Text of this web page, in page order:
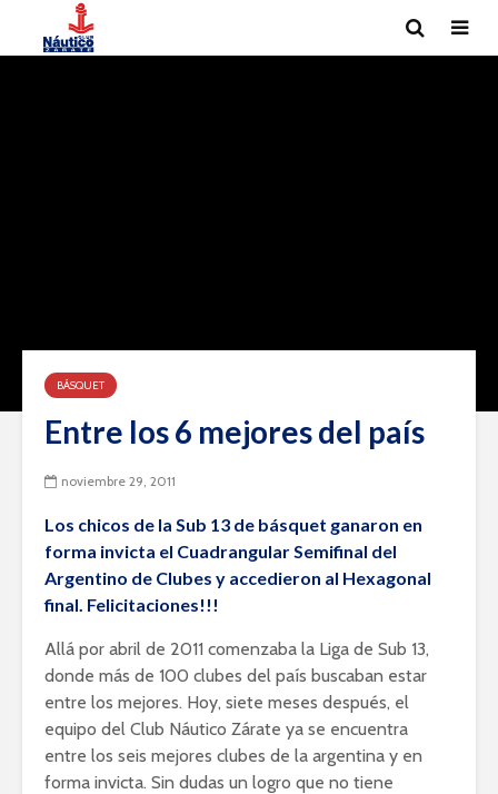
BÁSQUET
Entre los 6 mejores del país
noviembre 29, 2011
Los chicos de la Sub 13 de básquet ganaron en
forma invicta el Cuadrangular Semifinal del
Argentino de Clubes y accedieron al Hexagonal
final. Felicitaciones!!!
Allá por abril de 2011 comenzaba la Liga de Sub 13,
donde más de 100 clubes del país buscaban estar
entre los mejores. Hoy, siete meses después, el
equipo del Club Náutico Zárate ya se encuentra
entre los seis mejores clubes de la argentina y en
forma invicta. Sin dudas un logro que no tiene